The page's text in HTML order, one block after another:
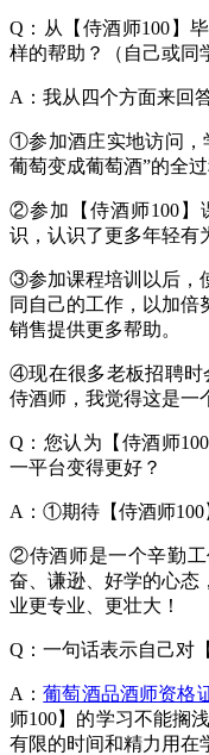
Q：从【侍酒师100】
样的帮助？（自己或同
A：我从四个方面来回答
①参加酒庄实地访问，
葡萄变成葡萄酒”的全过
②参加【侍酒师100】
识，认识了更多年轻有
③参加课程培训以后，
同自己的工作，以加倍
销售提供更多帮助。
④现在很多老板招聘时
侍酒师，我觉得这是一
Q：您认为【侍酒师
一平台变得更好？
A：①期待【侍酒师100
②侍酒师是一个辛勤工
奋、谦逊、好学的心态
业更专业、更壮大！
Q：一句话表示自己对
A：葡萄酒品酒师资格
师100】的学习不能搁
有限的时间和精力用在